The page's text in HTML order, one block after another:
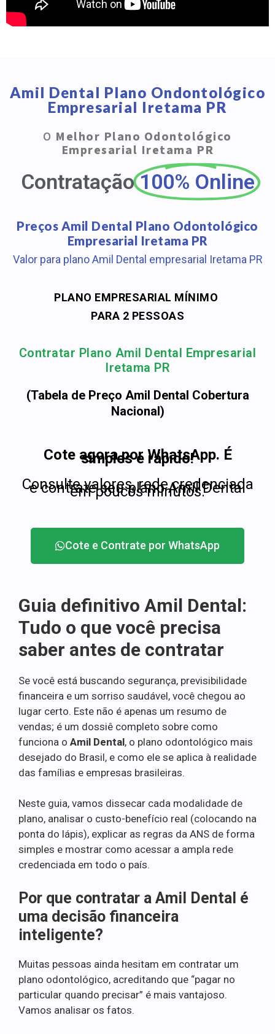
Amil Dental Plano Ondontológico
Empresarial Iretama PR
O Melhor Plano Odontológico
Empresarial Iretama PR
Contratação 100% Online
Preços Amil Dental Plano Odontológico
Empresarial Iretama PR
Valor para plano Amil Dental empresarial Iretama PR
PLANO EMPRESARIAL MÍNIMO
PARA 2 PESSOAS
Contratar Plano Amil Dental Empresarial
Iretama PR
(Tabela de Preço Amil Dental Cobertura
Nacional)
Cote agora por WhatsApp. É
simples e rápido!
Consulte valores, rede credenciada
e contrate seu plano Amil Dental
em poucos minutos.
Cote e Contrate por WhatsApp
Guia definitivo Amil Dental:
Tudo o que você precisa
saber antes de contratar
Se você está buscando segurança, previsibilidade
financeira e um sorriso saudável, você chegou ao
lugar certo. Este não é apenas um resumo de
vendas; é um dossiê completo sobre como
funciona o Amil Dental, o plano odontológico mais
desejado do Brasil, e como ele se aplica à realidade
das famílias e empresas brasileiras.
Neste guia, vamos dissecar cada modalidade de
plano, analisar o custo-benefício real (colocando na
ponta do lápis), explicar as regras da ANS de forma
simples e mostrar como acessar a ampla rede
credenciada em todo o país.
Por que contratar a Amil Dental é
uma decisão financeira
inteligente?
Muitas pessoas ainda hesitam em contratar um
plano odontológico, acreditando que “pagar no
particular quando precisar” é mais vantajoso.
Vamos analisar os fatos.